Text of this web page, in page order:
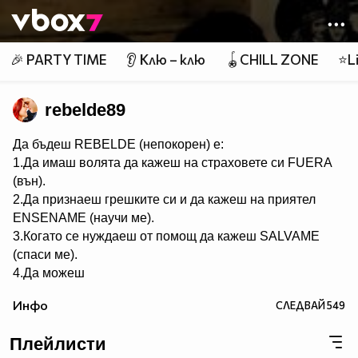
👾
🎉 PARTY TIME 👂 Клю – клю 🪀CHILL ZONE
rebelde89
Да бъдеш REBELDE (непокорен) е:
1.Да имаш волята да кажеш на страховете си FUERA
(вън).
2.Да признаеш грешките си и да кажеш на приятел
ЕNSENAME (научи ме).
3.Когато се нуждаеш от помощ да кажеш SALVAME
(спаси ме).
4.Да можеш
5.Да не преставаш да казваш ASY SOY YO (това съм
6.Да пожелаеш FELIZ CUMPEANOS (ЧРД) на твой
Инфо СЛЕДВАЙ549
Плейлисти